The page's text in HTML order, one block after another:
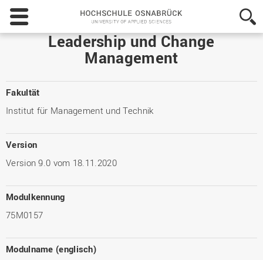
Hochschule
Osnabrück
-
University
Sciences
Leadership und Change
Management
Fakultät
Institut für Management und Technik
Version
Version 9.0 vom 18.11.2020
Modulkennung
75M0157
Modulname (englisch)